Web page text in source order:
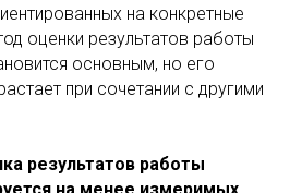
на конкретные
оценки результатов работы
основным, но его
при сочетании с другими
результатов работы